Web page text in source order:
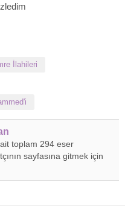
İlahileri
toplam 294 eser
sayfasına gitmek için